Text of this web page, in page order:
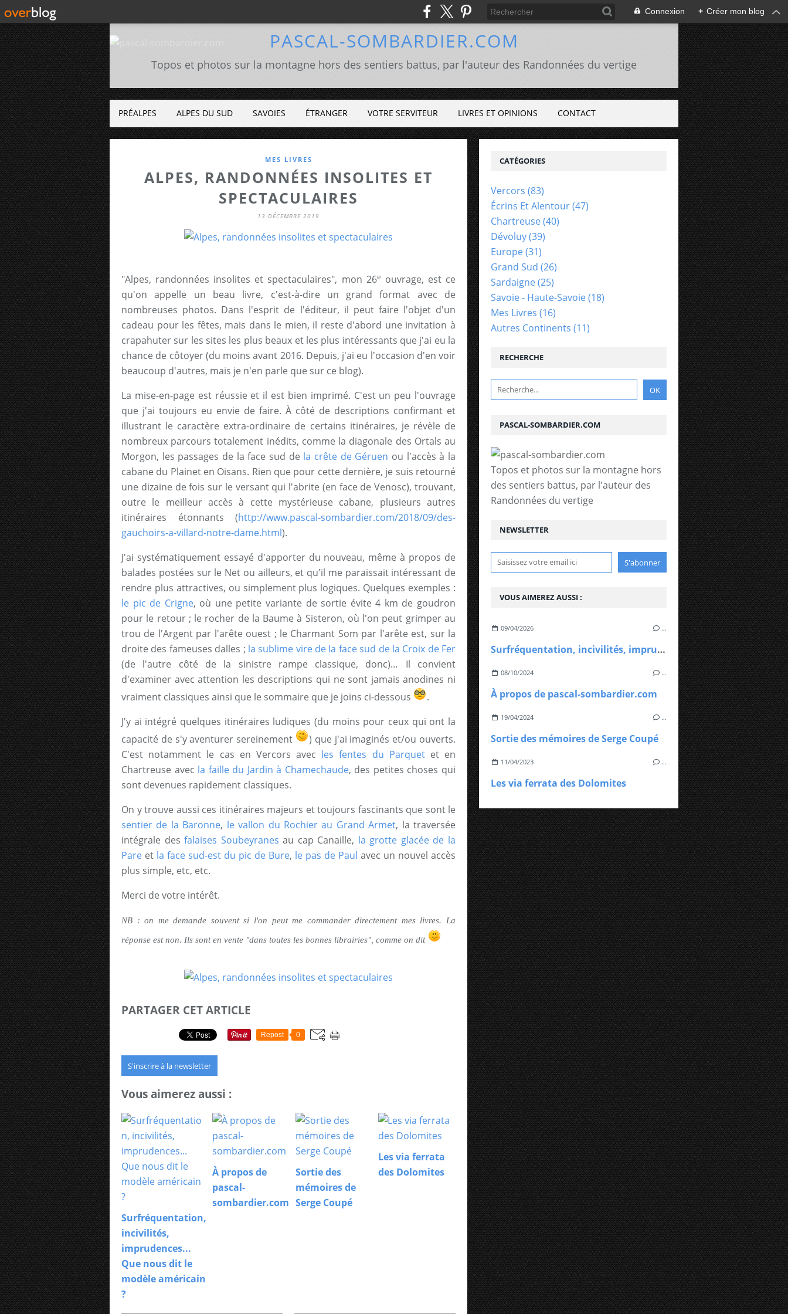
Connexion + Créer mon blog
PASCAL-SOMBARDIER.COM
Topos et photos sur la montagne hors des sentiers battus, par l'auteur des Randonnées du vertige
PRÉALPES ALPES DU SUD SAVOIES ÉTRANGER VOTRE SERVITEUR LIVRES ET OPINIONS CONTACT
MES LIVRES
ALPES, RANDONNÉES INSOLITES ET
SPECTACULAIRES
13 DÉCEMBRE 2019
"Alpes, randonnées insolites et spectaculaires", mon 26e ouvrage, est ce
qu'on appelle un beau livre, c'est-à-dire un grand format avec de
nombreuses photos. Dans l'esprit de l'éditeur, il peut faire l'objet d'un
cadeau pour les fêtes, mais dans le mien, il reste d'abord une invitation à
crapahuter sur les sites les plus beaux et les plus intéressants que j'ai eu la
chance de côtoyer (du moins avant 2016. Depuis, j'ai eu l'occasion d'en voir
beaucoup d'autres, mais je n'en parle que sur ce blog).
La mise-en-page est réussie et il est bien imprimé. C'est un peu l'ouvrage
que j'ai toujours eu envie de faire. À côté de descriptions confirmant et
illustrant le caractère extra-ordinaire de certains itinéraires, je révèle de
nombreux parcours totalement inédits, comme la diagonale des Ortals au
Morgon, les passages de la face sud de la crête de Géruen ou l'accès à la
cabane du Plainet en Oisans. Rien que pour cette dernière, je suis retourné
une dizaine de fois sur le versant qui l'abrite (en face de Venosc), trouvant,
outre le meilleur accès à cette mystérieuse cabane, plusieurs autres
itinéraires étonnants (http://www.pascal-sombardier.com/2018/09/des-
gauchoirs-a-villard-notre-dame.html).
J'ai systématiquement essayé d'apporter du nouveau, même à propos de
balades postées sur le Net ou ailleurs, et qu'il me paraissait intéressant de
rendre plus attractives, ou simplement plus logiques. Quelques exemples :
le pic de Crigne, où une petite variante de sortie évite 4 km de goudron
pour le retour ; le rocher de la Baume à Sisteron, où l'on peut grimper au
trou de l'Argent par l'arête ouest ; le Charmant Som par l'arête est, sur la
droite des fameuses dalles ; la sublime vire de la face sud de la Croix de Fer
(de l'autre côté de la sinistre rampe classique, donc)… Il convient
d'examiner avec attention les descriptions qui ne sont jamais anodines ni
vraiment classiques ainsi que le sommaire que je joins ci-dessous
.
J'y ai intégré quelques itinéraires ludiques (du moins pour ceux qui ont la
capacité de s'y aventurer sereinement
) que j'ai imaginés et/ou ouverts.
C'est notamment le cas en Vercors avec les fentes du Parquetet en
Chartreuse avec la faille du Jardin à Chamechaude, des petites choses qui
sont devenues rapidement classiques.
On y trouve aussi ces itinéraires majeurs et toujours fascinants que sont le
sentier de la Baronne, le vallon du Rochier au Grand Armet, la traversée
intégrale desfalaises Soubeyranes au cap Canaille, la grotte glacée de la
Pare et la face sud-est du pic de Bure, le pas de Paul avec un nouvel accès
plus simple, etc, etc.
Merci de votre intérêt.
NB : on me demande souvent si l'on peut me commander directement mes livres. La
réponse est non. Ils sont en vente "dans toutes les bonnes librairies", comme on dit
PARTAGER CET ARTICLE
Repost 0
S'inscrire à la newsletter
Vous aimerez aussi :
Surfréquentation,
incivilités,
imprudences...
Que nous dit le
modèle américain
?
À propos de
pascal-
sombardier.com
Sortie des
mémoires de
Serge Coupé
Les via ferrata
des Dolomites
NEWSLETTER
RECHERCHE
PASCAL-SOMBARDIER.COM
Topos et photos sur la montagne hors
des sentiers battus, par l'auteur des
Randonnées du vertige
VOUS AIMEREZ AUSSI :
09/04/2026 …
Surfréquentation, incivilités, imprudences... Que nous dit le modèle américain ?
08/10/2024 …
À propos de pascal-sombardier.com
19/04/2024 …
Sortie des mémoires de Serge Coupé
11/04/2023 …
Les via ferrata des Dolomites
CATÉGORIES
Vercors (83)
Écrins Et Alentour(47)
Chartreuse(40)
Dévoluy(39)
Europe(31)
Grand Sud (26)
Sardaigne(25)
Savoie - Haute-Savoie(18)
Mes Livres (16)
Autres Continents (11)